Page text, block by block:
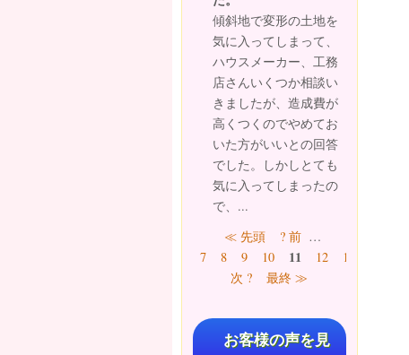
傾斜地で変形の土地を
気に入ってしまって、
ハウスメーカー、工務
店さんいくつか相談い
きましたが、造成費が
高くつくのでやめてお
いた方がいいとの回答
でした。しかしとても
気に入ってしまったの
で、...
ページ≪ 先頭 ? 前 …
7
8 9 10 11 12 13
次 ?
最終 ≫
お客様の声を見